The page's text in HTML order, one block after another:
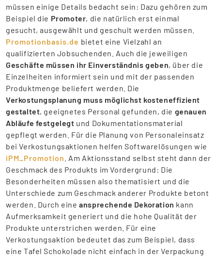
müssen einige Details bedacht sein: Dazu gehören zum
Beispiel die Promoter, die natürlich erst einmal
gesucht, ausgewählt und geschult werden müssen.
Promotionbasis.de bietet eine Vielzahl an
qualifizierten Jobsuchenden. Auch die jeweiligen
Geschäfte müssen ihr Einverständnis geben, über die
Einzelheiten informiert sein und mit der passenden
Produktmenge beliefert werden. Die
Verkostungsplanung muss möglichst kosteneffizient
gestaltet, geeignetes Personal gefunden, die genauen
Abläufe festgelegt und Dokumentationsmaterial
gepflegt werden. Für die Planung von Personaleinsatz
bei Verkostungsaktionen helfen Softwarelösungen wie
iPM_Promotion . Am Aktionsstand selbst steht dann der
Geschmack des Produkts im Vordergrund: Die
Besonderheiten müssen also thematisiert und die
Unterschiede zum Geschmack anderer Produkte betont
werden. Durch eineansprechende Dekoration kann
Aufmerksamkeit generiert und die hohe Qualität der
Produkte unterstrichen werden. Für eine
Verkostungsaktion bedeutet das zum Beispiel, dass
eine Tafel Schokolade nicht einfach in der Verpackung